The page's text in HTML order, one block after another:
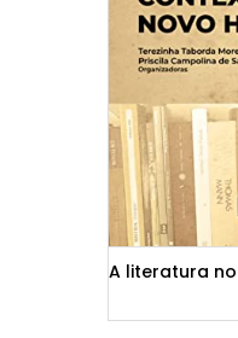
A literatura